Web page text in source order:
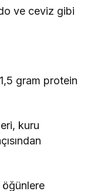
ve ceviz gibi
gram protein
kuru
öğünlere